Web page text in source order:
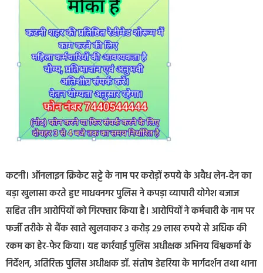
कटनी। ऑनलाइन क्रिकेट सट्टे के नाम पर करोड़ों रुपये के अवैध लेन-देन का
बड़ा खुलासा करते हुए माधवनगर पुलिस ने कपड़ा व्यापारी योगेश बजाज
सहित तीन आरोपियों को गिरफ्तार किया है। आरोपियों ने कर्मचारी के नाम पर
फर्जी तरीके से बैंक खाते खुलवाकर 3 करोड़ 29 लाख रुपये से अधिक की
रकम का हेर-फेर किया। यह कार्रवाई पुलिस अधीक्षक अभिनय विश्वकर्मा के
निर्देशन, अतिरिक्त पुलिस अधीक्षक डॉ. संतोष डेहरिया के मार्गदर्शन तथा थाना